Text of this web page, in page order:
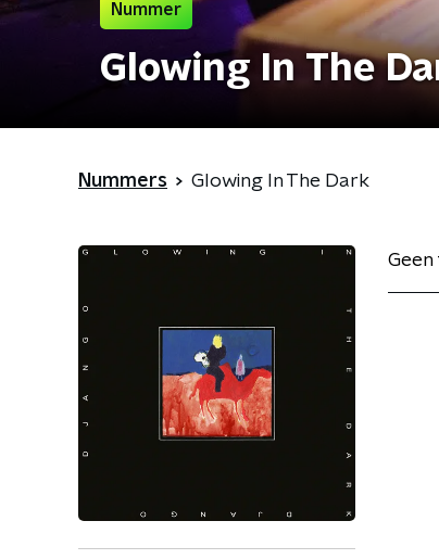
Nummer
Glowing In The
Nummers Glowing In The Dark